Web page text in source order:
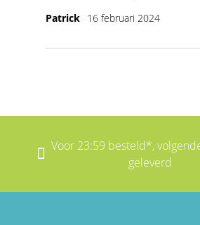
Patrick 16 februari 2024
Voor 23:59 besteld*,
geleverd